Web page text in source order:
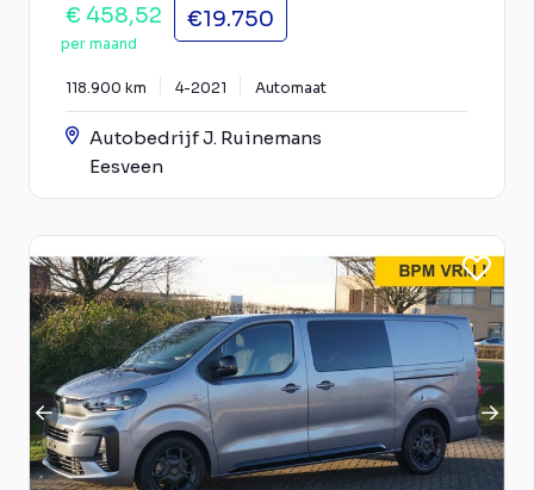
€ 458,52
per maand
€19.750
118.900 km 4-2021 Automaat
Autobedrijf J. Ruinemans
Eesveen